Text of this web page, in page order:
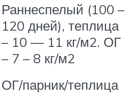
Раннеспелый (100 –
120 дней), теплица
– 10 — 11 кг/м2. ОГ
– 7 – 8 кг/м2
ОГ/парник/теплица